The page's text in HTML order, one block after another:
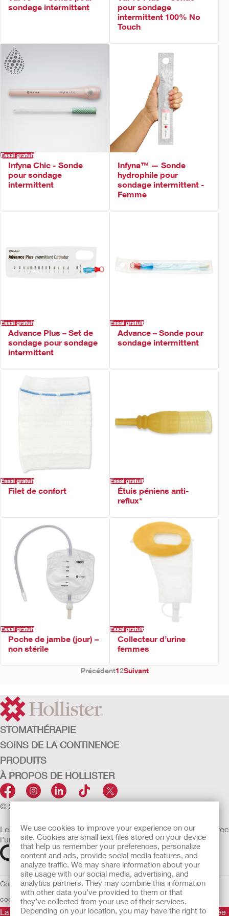
We use cookies to improve your experience on our
site. Cookies are small text files stored on your device
that help us remember your preferences, personalize
content and ads, provide social media features, and
analyze traffic. We may share information about your
site usage with our social media, advertising, and
analytics partners. They may combine this information
with other data you’ve provided to them or that
they’ve collected from your use of their services.
Depending on your location, you may have the right to
sondage intermittent
pour sondage
intermittent 100% No
Touch
Essai gratuit
Infyna Chic - Sonde
pour sondage
intermittent
Infyna™ — Sonde
hydrophile pour
sondage intermittent -
Femme
Essai gratuit
Advance Plus – Set de
sondage pour sondage
intermittent
Essai gratuit
Advance – Sonde pour
sondage intermittent​
Essai gratuit
Filet de confort
Essai gratuit
Étuis péniens anti-
reflux*
Essai gratuit
Poche de jambe (jour) –
non stérile
Essai gratuit
Collecteur d’urine
femmes
Précédent12Suivant
STOMATHÉRAPIE
SOINS DE LA CONTINENCE
PRODUITS
À PROPOS DE HOLLISTER
© 2026 Hollister Incorporated
Les dispositifs médicaux vendus dans l’UE sont marqués avec
l’un des symboles suivants selon le besoin
Conditions d'utilisationPolitique de confidentialitéUtilisation des
cookies UE Avis au Dénonciateur
La Gamme de produits Hollister stomathérapie est constituée